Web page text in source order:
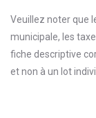
Veuillez noter que
municipale, les
fiche descriptive
et non à un lot